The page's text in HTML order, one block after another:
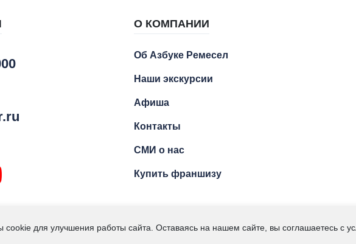
О КОМПАНИИ
Об Азбуке Ремесел
Наши экскурсии
Афиша
Контакты
СМИ о нас
Купить франшизу
2021 – 2026. "Азбука Ремесел" – экскурсии для детей и подростков. ИП
для улучшения работы сайта. Оставаясь на нашем сайте, вы соглашаетесь с